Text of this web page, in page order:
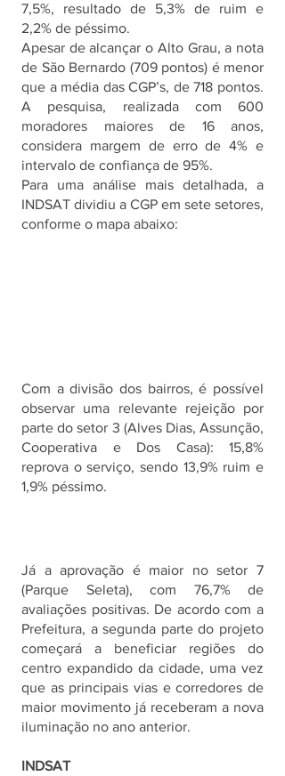
7,5%, resultado de 5,3% de ruim e
2,2% de péssimo.
Apesar de alcançar o Alto Grau, a nota
de São Bernardo (709 pontos) é menor
que a média das CGP’s, de 718 pontos.
A pesquisa, realizada com 600
moradores maiores de 16 anos,
considera margem de erro de 4% e
intervalo de confiança de 95%.
Para uma análise mais detalhada, a
INDSAT dividiu a CGP em sete setores,
conforme o mapa abaixo:
Com a divisão dos bairros, é possível
observar uma relevante rejeição por
parte do setor 3 (Alves Dias, Assunção,
Cooperativa e Dos Casa): 15,8%
reprova o serviço, sendo 13,9% ruim e
1,9% péssimo.
Já a aprovação é maior no setor 7
(Parque Seleta), com 76,7% de
avaliações positivas. De acordo com a
Prefeitura, a segunda parte do projeto
começará a beneficiar regiões do
centro expandido da cidade, uma vez
que as principais vias e corredores de
maior movimento já receberam a nova
iluminação no ano anterior.
INDSAT